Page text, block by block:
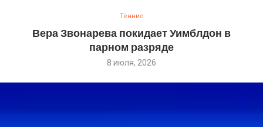
Теннис
Вера Звонарева покидает Уимблдон в
парном разряде
8 июля, 2026